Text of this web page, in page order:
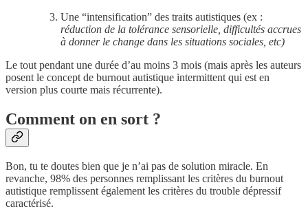
Une “intensification” des traits autistiques (ex :
réduction de la tolérance sensorielle, difficultés accrues
à donner le change dans les situations sociales, etc)
Le tout pendant une durée d’au moins 3 mois (mais après les auteurs
posent le concept de burnout autistique intermittent qui est en
version plus courte mais récurrente).
Comment on en sort ?
Bon, tu te doutes bien que je n’ai pas de solution miracle. En
revanche, 98% des personnes remplissant les critères du burnout
autistique remplissent également les critères du trouble dépressif
caractérisé.